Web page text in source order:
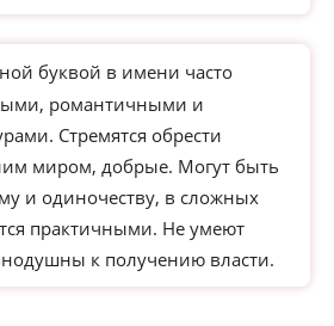
буквой в имени часто
романтичными и
Стремятся обрести
миром, добрые. Могут быть
и одиночеству, в сложных
практичными. Не умеют
к получению власти.